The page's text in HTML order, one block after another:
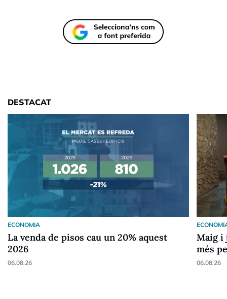
DESTACAT
ECONOMIA
La venda de pisos cau un 20% aquest
2026
06.08.26
Maig i
més
06.08.26